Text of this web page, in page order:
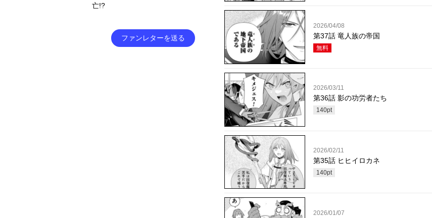
亡!?
ファンレターを送る
2026/04/08
第37話 竜人族の帝国
無料
2026/03/11
第36話 影の功労者たち
140pt
2026/02/11
第35話 ヒヒイロカネ
140pt
2026/01/07